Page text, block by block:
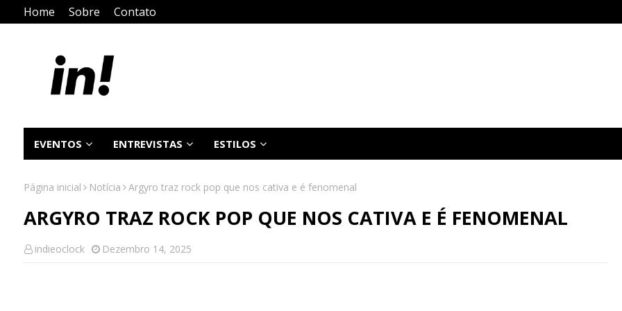
Home Sobre Contato
EVENTOS ENTREVISTAS ESTILOS
Página inicial Notícia Argyro traz rock pop que nos cativa e é fenomenal
ARGYRO TRAZ ROCK POP QUE NOS CATIVA E É FENOMENAL
indieoclock Dezembro 14, 2025